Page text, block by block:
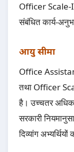
Officer Scale-
संबंधित कार्य-
आयु सीमा
Office
तथा Officer
है। उच्चतर
सरकारी
दिव्यांग